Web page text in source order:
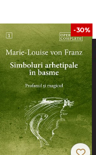
copii
adolescen?i
-30%